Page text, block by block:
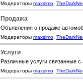
Модераторы maxsimo
Продажа
Объявления о продаже
Модераторы maxsimo
Услуги
Различные услуги связанные с
Модераторы maxsimo